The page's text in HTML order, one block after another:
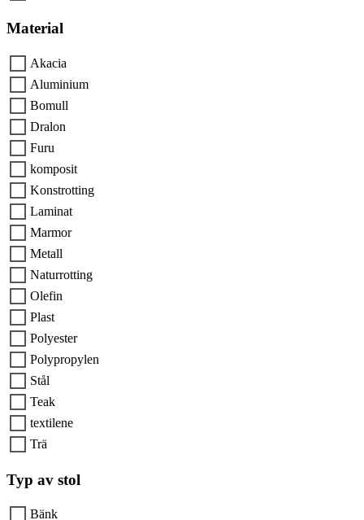
Material
Akacia
Aluminium
Bomull
Dralon
Furu
komposit
Konstrotting
Laminat
Marmor
Metall
Naturrotting
Olefin
Plast
Polyester
Polypropylen
Stål
Teak
textilene
Trä
Typ av stol
Bänk